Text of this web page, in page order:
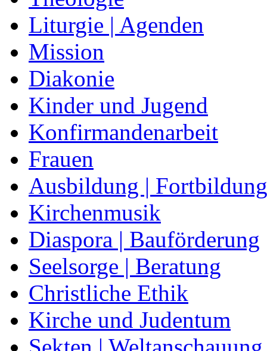
Liturgie | Agenden
Mission
Diakonie
Kinder und Jugend
Konfirmandenarbeit
Frauen
Ausbildung | Fortbildung
Kirchenmusik
Diaspora | Bauförderung
Seelsorge | Beratung
Christliche Ethik
Kirche und Judentum